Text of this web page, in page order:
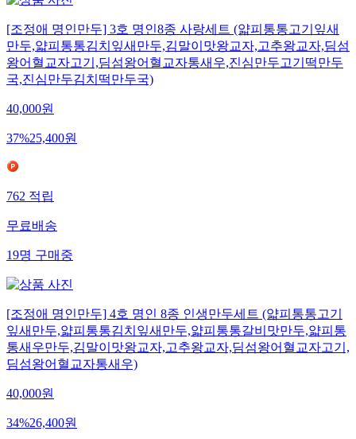
[조정애 명인만두] 3호 명인8종 사랑세트 (얇피통통고기잎새
만두,얇피통통김치잎새만두,김말이맛왕교자,고추왕교자,딤섬
왕어혈교자고기,딤섬왕어혈교자통새우,진심만두고기떡만두
국,진심만두김치떡만두국)
40,000원
37%25,400원
762적립
무료배송
19명구매중
[조정애 명인만두] 4호 명인 8종 인생만두세트 (얇피통통고기
잎새만두,얇피통통김치잎새만두,얇피통통갈비맛만두,얇피통
통새우만두,김말이맛왕교자,고추왕교자,딤섬왕어혈교자고기,
딤섬왕어혈교자통새우)
40,000원
34%26,400원